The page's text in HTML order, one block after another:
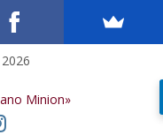
Minion»
Castigador, Hulk y el